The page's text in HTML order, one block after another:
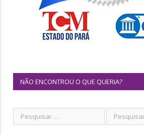
NÃO ENCONTROU O QUE QUERIA?